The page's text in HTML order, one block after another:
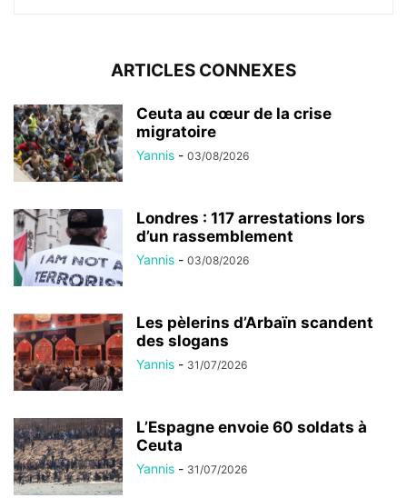
ARTICLES CONNEXES
Ceuta au cœur de la crise
migratoire
Yannis - 03/08/2026
Londres : 117 arrestations lors
d’un rassemblement
Yannis - 03/08/2026
Les pèlerins d’Arbaïn scandent
des slogans
Yannis - 31/07/2026
L’Espagne envoie 60 soldats à
Ceuta
Yannis - 31/07/2026